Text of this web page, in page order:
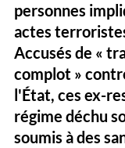
personnes
actes
Accusés de «
complot »
l'État, ces ex-
régime déchu
soumis à des